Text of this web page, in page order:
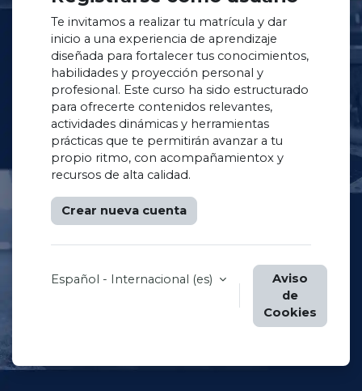
Te invitamos a realizar tu matrícula y dar
inicio a una experiencia de aprendizaje
diseñada para fortalecer tus conocimientos,
habilidades y proyección personal y
profesional. Este curso ha sido estructurado
para ofrecerte contenidos relevantes,
actividades dinámicas y herramientas
prácticas que te permitirán avanzar a tu
propio ritmo, con acompañamientox y
recursos de alta calidad.
Crear nueva cuenta
Español - Internacional ‎(es)‎
Aviso
de
Cookies